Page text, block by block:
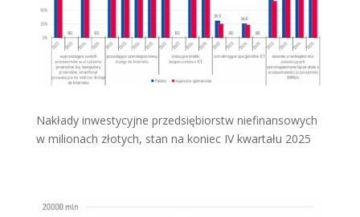
Nakłady inwestycyjne przedsiębiorstw niefinansowych
w milionach złotych, stan na koniec IV kwartału 2025